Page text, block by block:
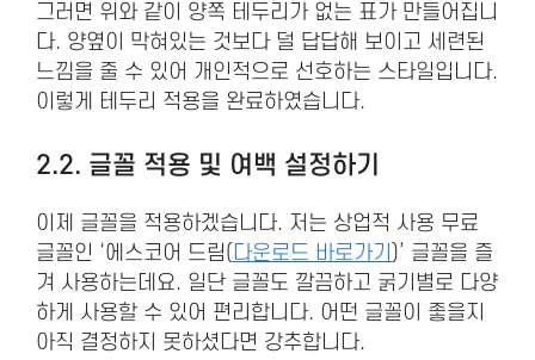
그러면 위와 같이 양쪽 테두리가 없는 표가 만들어집니
다. 양옆이 막혀있는 것보다 덜 답답해 보이고 세련된
느낌을 줄 수 있어 개인적으로 선호하는 스타일입니다.
이렇게 테두리 적용을 완료하였습니다.
2.2. 글꼴 적용 및 여백 설정하기
이제 글꼴을 적용하겠습니다. 저는 상업적 사용 무료
글꼴인 ‘에스코어 드림( 다운로드 바로가기 )’ 글꼴을 즐
겨 사용하는데요. 일단 글꼴도 깔끔하고 굵기별로 다양
하게 사용할 수 있어 편리합니다. 어떤 글꼴이 좋을지
아직 결정하지 못하셨다면 강추합니다.